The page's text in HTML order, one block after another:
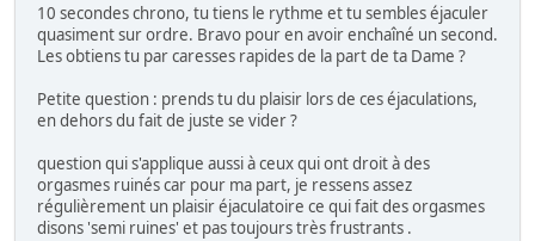
10 secondes chrono, tu tiens le rythme et tu sembles éjaculer
quasiment sur ordre. Bravo pour en avoir enchaîné un second.
Les obtiens tu par caresses rapides de la part de ta Dame ?
Petite question : prends tu du plaisir lors de ces éjaculations,
en dehors du fait de juste se vider ?
question qui s'applique aussi à ceux qui ont droit à des
orgasmes ruinés car pour ma part, je ressens assez
régulièrement un plaisir éjaculatoire ce qui fait des orgasmes
disons 'semi ruines' et pas toujours très frustrants .